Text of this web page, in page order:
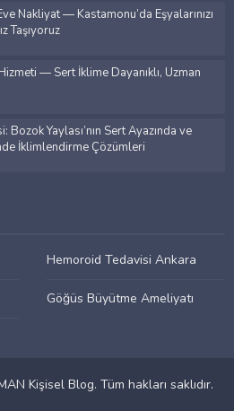
Nakliyat — Kastamonu’da Eşyalarınızı
Taşıyoruz
— Sert İklime Dayanıklı, Uzman
Bozok Yaylası’nın Sert Ayazında ve
İklimlendirme Çözümleri
Hemoroid Tedavisi Ankara
Göğüs Büyütme Ameliyatı
Kişisel Blog. Tüm hakları saklıdır.